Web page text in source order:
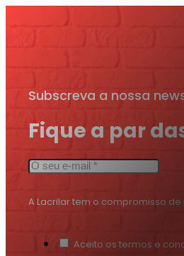
Subscreva a nossa
Fique a par
A Lacrilar tem o compromisso
Aceito os termos e